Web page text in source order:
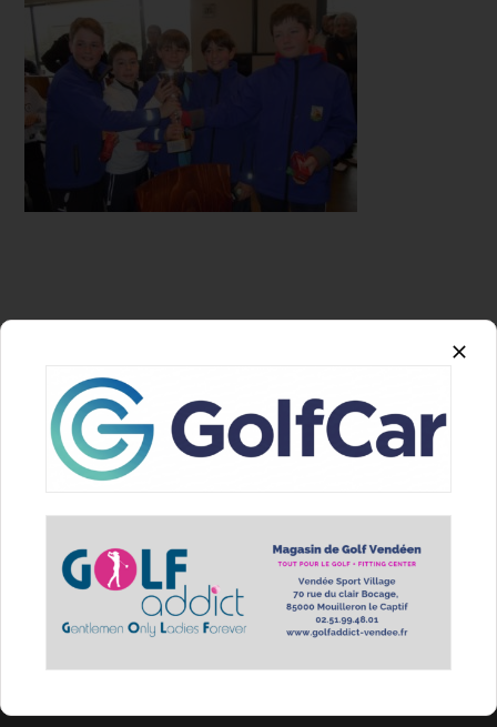
LE COMITE DEPARTEMENTAL GOLF 85
Nous vous souhaitons la bienvenue sur notre
site ainsi que dans nos 6 Golf de Vendée.
Le Comité Départemental de golf a pour objectif
le développement de ce sport en Vendée, par des
actions de promotion dans le département.